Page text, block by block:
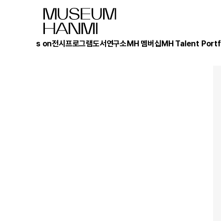
What's on전시 프로그램도서 연구소MH 멤버십MH Talent